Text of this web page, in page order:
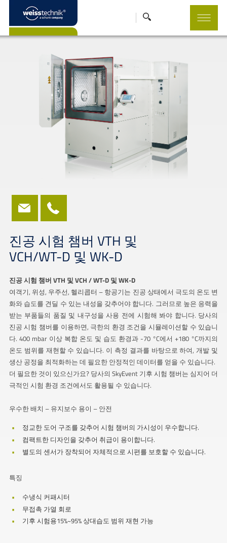
진공 시험 챔버 VTH 및
VCH/WT-D 및 WK-D
진공 시험 챔버 VTH 및 VCH / WT-D 및 WK-D
여객기, 위성, 우주선, 헬리콥터 – 항공기는 진공 상태에서 극도의 온도 변
화와 습도를 견딜 수 있는 내성을 갖추어야 합니다. 그러므로 높은 응력을
받는 부품들의 품질 및 내구성을 사용 전에 시험해 봐야 합니다. 당사의
진공 시험 챔버를 이용하면, 극한의 환경 조건을 시뮬레이션할 수 있습니
다. 400 mbar 이상 복합 온도 및 습도 환경과 -70 °C에서 +180 °C까지의
온도 범위를 재현할 수 있습니다. 이 측정 결과를 바탕으로 하여, 개발 및
생산 공정을 최적화하는 데 필요한 안정적인 데이터를 얻을 수 있습니다.
더 필요한 것이 있으신가요? 당사의 SkyEvent 기후 시험 챔버는 심지어 더
극적인 시험 환경 조건에서도 활용될 수 있습니다.
우수한 배치 – 유지보수 용이 – 안전
정교한 도어 구조를 갖추어 시험 챔버의 가시성이 우수합니다.
컴팩트한 디자인을 갖추어 취급이 용이합니다.
별도의 센서가 장착되어 자체적으로 시편를 보호할 수 있습니다.
특징
수냉식 커패시터
무접촉 가열 회로
기후 시험용15%~95% 상대습도 범위 재현 가능